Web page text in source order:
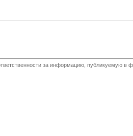
за информацию, публикуемую